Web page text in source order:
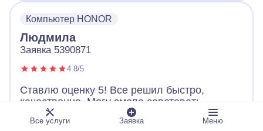
Компьютер HONOR
Людмила
Заявка 5390871
4.8/5
Ставлю оценку 5! Все решил быстро,
качественно. Могу смело советовать
данного мастера своим друзьям и ничуть не
переживать за качество работ.
Все услуги Заявка Меню